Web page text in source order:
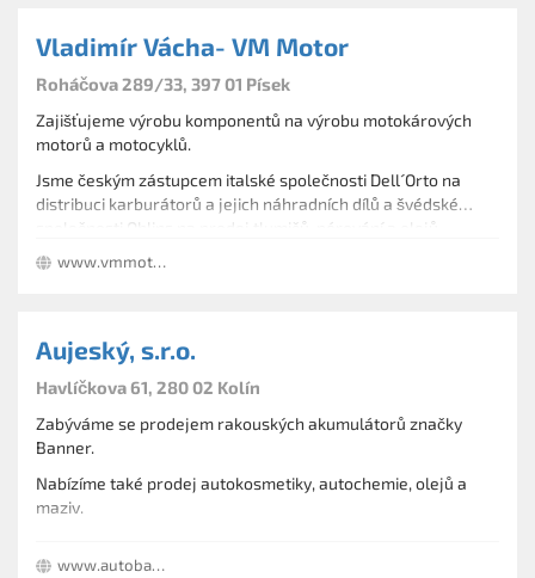
Vladimír Vácha- VM Motor
Roháčova 289/33, 397 01 Písek
Zajišťujeme výrobu komponentů na výrobu motokárových
motorů a motocyklů.
Jsme českým zástupcem italské společnosti Dell´Orto na
distribuci karburátorů a jejich náhradních dílů a švédské
společnosti Ohlins na prodej tlumičů, pérování a olejů.
www.vmmotor.com
Aujeský, s.r.o.
Havlíčkova 61, 280 02 Kolín
Zabýváme se prodejem rakouských akumulátorů značky
Banner.
Nabízíme také prodej autokosmetiky, autochemie, olejů a
maziv.
akumulátorů.
www.autobateriekolin.cz